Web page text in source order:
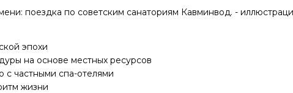
эпохи
на основе местных ресурсов
частными спа-отелями
жизни